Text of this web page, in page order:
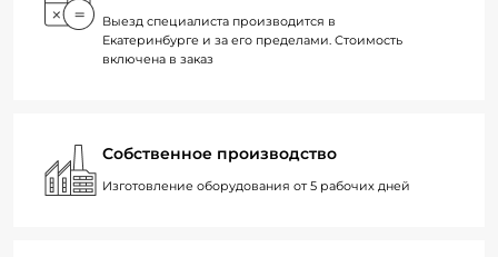
Выезд специалиста производится в
Екатеринбурге и за его пределами. Стоимость
включена в заказ
Собственное производство
Изготовление оборудования от 5 рабочих дней